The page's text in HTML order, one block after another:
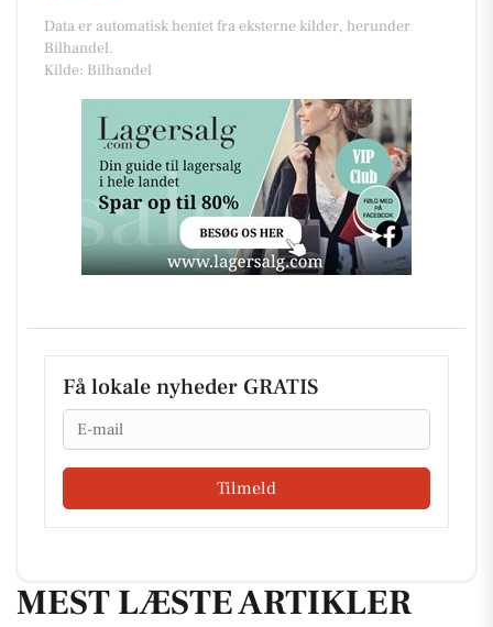
Data er automatisk hentet fra eksterne kilder, herunder
Bilhandel.
Kilde: Bilhandel
Få lokale nyheder GRATIS
Email
Tilmeld
MEST LÆSTE ARTIKLER